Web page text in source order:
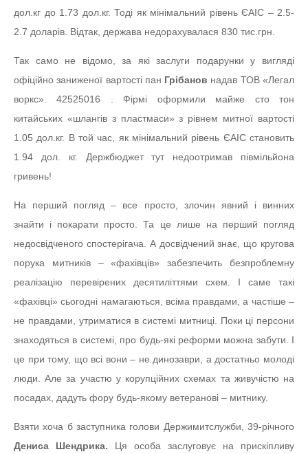
дол.кг до 1.73 дол.кг. Тоді як мінімальний рівень ЄАІС – 2.5-
2.7 доларів. Відтак, держава недорахувалася 830 тис.грн.
Так само не відомо, за які заслуги подарунки у вигляді
офіційно заниженої вартості пан Грібанов надав ТОВ «Легал
воркс». 42525016 . Фірмі оформили майже сто тон
китайських «шлангів з пластмаси» з рівнем митної вартості
1.05 дол.кг. В той час, як мінімальний рівень ЄАІС становить
1.94 дол. кг. Держбюджет тут недоотримав півмільйона
гривень!
На перший погляд – все просто, злочин явний і винних
знайти і покарати просто. Та це лише на перший погляд
недосвідченого спостерігача. А досвідчений знає, що кругова
порука митників – «фахівців» забезпечить безпроблемну
реалізацію перевірених десятиліттями схем. І саме такі
«фахівці» сьогодні намагаються, всіма правдами, а частіше –
не правдами, утриматися в системі митниці. Поки ці персони
знаходяться в системі, про будь-які реформи можна забути. І
це при тому, що всі вони – не динозаври, а достатньо молоді
люди. Але за участю у корупційних схемах та живучістю на
посадах, дадуть фору будь-якому ветеранові – митнику.
Взяти хоча б заступника голови Держимитслужби, 39-річного
Дениса Шендрика. Ця особа заслуговує на прискіпливу